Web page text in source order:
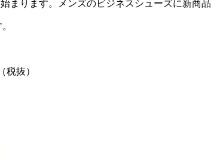
まります。メンズのビジネスシューズに新商品
抜）